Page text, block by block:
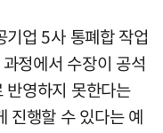
업 5사 통폐합 작업
정에서 수장이 공석
반영하지 못한다는
진행할 수 있다는 예